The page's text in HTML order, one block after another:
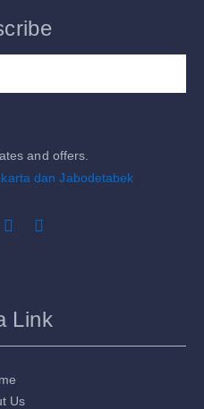
Link
Us
and offers.
dan Jabodetabek